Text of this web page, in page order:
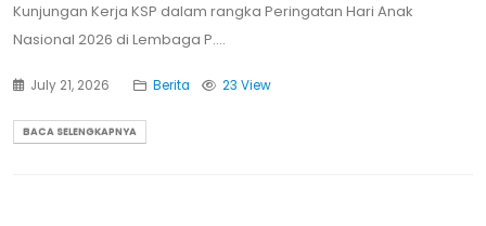
Kunjungan Kerja KSP dalam rangka Peringatan Hari Anak
Nasional 2026 di Lembaga P....
July 21, 2026 Berita 23 View
BACA SELENGKAPNYA